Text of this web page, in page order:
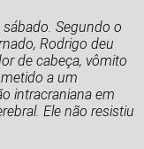
Segundo o
Rodrigo deu
de cabeça, vômito
a um
intracraniana em
Ele não resistiu